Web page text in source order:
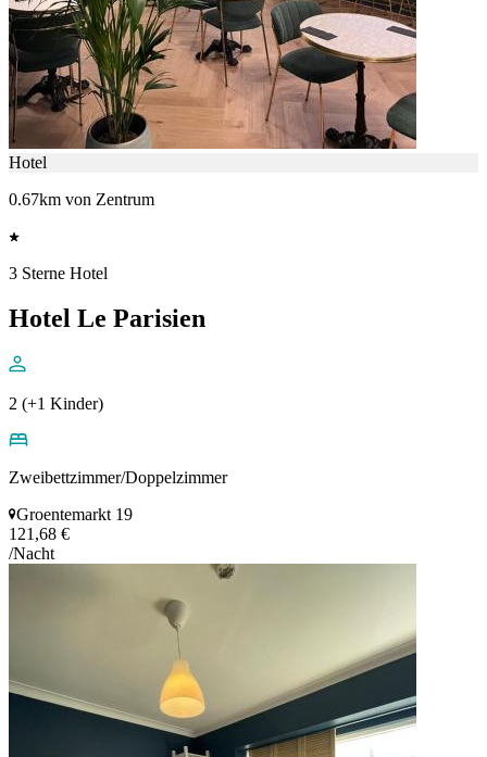
Hotel
0.67km von Zentrum
3 Sterne Hotel
Hotel Le Parisien
2 (+1 Kinder)
Zweibettzimmer/Doppelzimmer
Groentemarkt 19
121,68 €
/Nacht